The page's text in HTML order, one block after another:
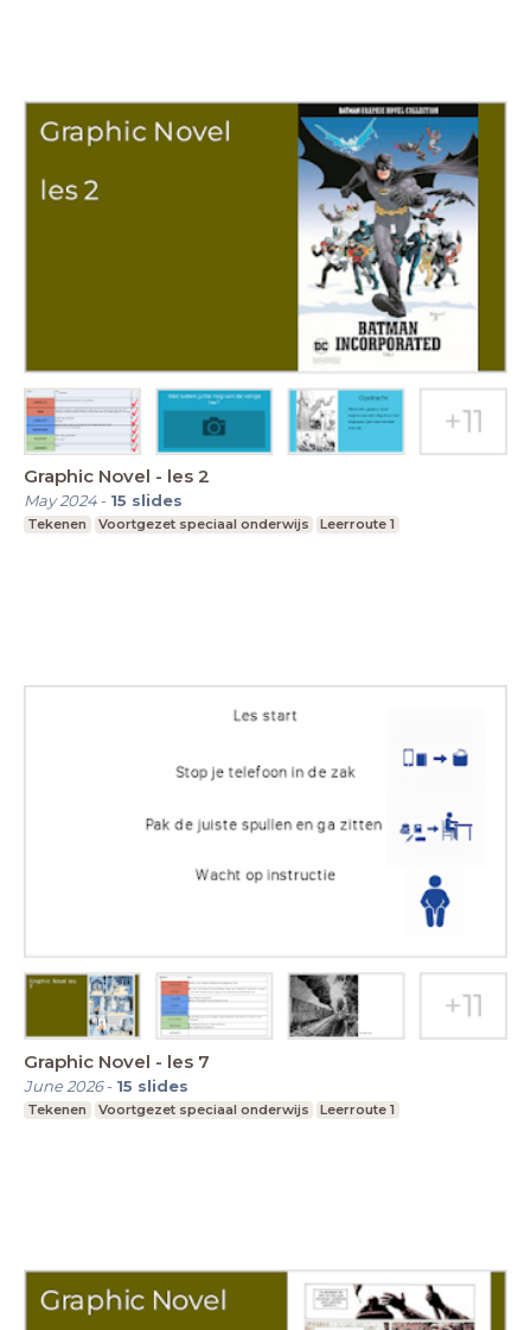
Graphic Novel - les 2
May 2024- 15 slides
Tekenen Voortgezet speciaal onderwijs Leerroute 1
Graphic Novel - les 7
June 2026- 15 slides
Tekenen Voortgezet speciaal onderwijs Leerroute 1